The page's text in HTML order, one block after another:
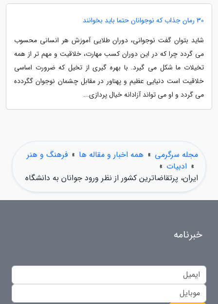
30 رمان جذاب که نوجوانان حتما باید بخوانند
شاید بتوان گفت نوجوانی، دوران طلایی آموزش هر انسانی محسوب
می گردد چرا که در این دوران کسب مهارت، خلاقیت و مهم تر از همه
تخیلات ما شکل می گیرد. با بهره گیری از تخیل که ضرورت اساسی
خلاقیت است دنیایی عظیم و پهناور در مقابل چشمان نوجوان گگردده
می گردد و او می تواند آزادانه خیال پردازی...
مجله سرگرمی » همه اخبار و مقاله ها » فرهنگ و هنر
» ادبیات »
ایران، پرتقاضاترین کشور از نظر ورود جوانان به دانشگاه
خبرنامه